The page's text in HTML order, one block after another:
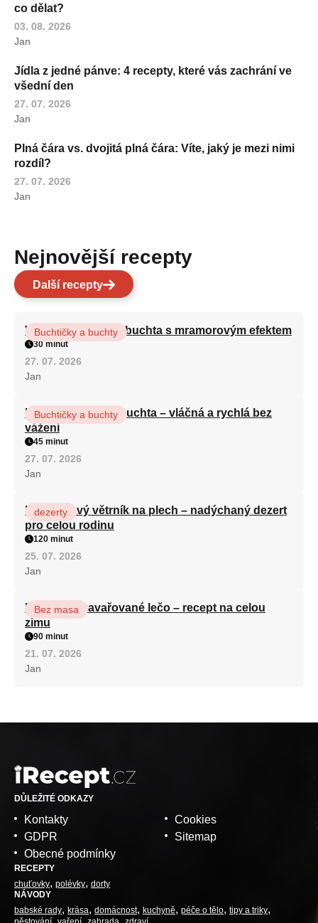
co dělat?
03. 08. 2026
Jan
Jídla z jedné pánve: 4 recepty, které vás zachrání ve
všední den
27. 07. 2026
Jan
Plná čára vs. dvojitá plná čára: Víte, jaký je mezi nimi
rozdíl?
27. 07. 2026
Jan
Nejnovější recepty
Další recepty
Vláčná olejová litá buchta s mramorovým efektem
Buchtičky a buchty
30 minut
27. 07. 2026
Jan
Hrnková maková buchta – vláčná a rychlá bez
vážení
Buchtičky a buchty
45 minut
27. 07. 2026
Jan
Karamelový větrník na plech – nadýchaný dezert
pro celou rodinu
dezerty
120 minut
25. 07. 2026
Jan
Babiččino zavařované lečo – recept na celou
zimu
Bez masa
90 minut
21. 07. 2026
Jan
DŮLEŽITÉ ODKAZY
Kontakty
GDPR
Obecné podmínky
Cookies
Sitemap
RECEPTY
chuťovky polévky dorty
NÁVODY
babské rady krása domácnost kuchyně péče o tělo tipy a triky